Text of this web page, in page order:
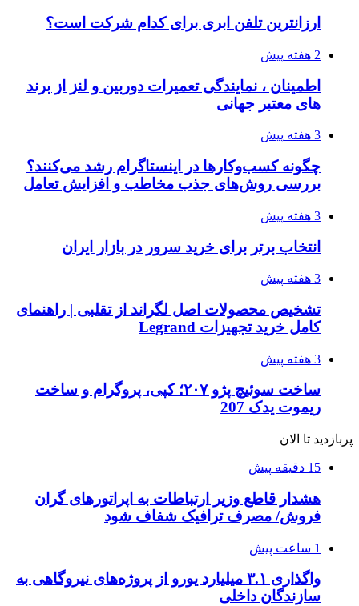
ارزانترین تلفن ابری برای کدام شرکت است؟
2 هفته پیش
اطمینان ، نمایندگی تعمیرات دوربین و لنز از برند
های معتبر جهانی
3 هفته پیش
چگونه کسب‌وکارها در اینستاگرام رشد می‌کنند؟
بررسی روش‌های جذب مخاطب و افزایش تعامل
3 هفته پیش
انتخاب برتر برای خرید سرور در بازار ایران
3 هفته پیش
تشخیص محصولات اصل لگراند از تقلبی | راهنمای
کامل خرید تجهیزات Legrand
3 هفته پیش
ساخت سوئیچ پژو ۲۰۷؛ کپی، پروگرام و ساخت
ریموت یدک 207
پربازدید تا الان
15 دقیقه پیش
هشدار قاطع وزیر ارتباطات به اپراتورهای گران
فروش/ مصرف ترافیک شفاف شود
1 ساعت پیش
واگذاری ۳.۱ میلیارد یورو از پروژه‌های نیروگاهی به
سازندگان داخلی